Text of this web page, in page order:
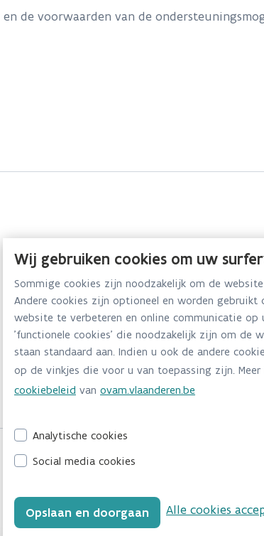
de voorwaarden van de
Wij gebruiken cookies om uw
Sommige cookies zijn noodzakelijk om de
Andere cookies zijn optioneel en worden gebruikt
website te verbeteren en online communicatie op
'functionele cookies' die noodzakelijk zijn om de
staan standaard aan. Indien u ook de andere
op de vinkjes die voor u van toepassing zijn.
cookiebeleid van ovam.vlaanderen.be
Analytische cookies
Social media cookies
Opslaan en doorgaan Alle cookies